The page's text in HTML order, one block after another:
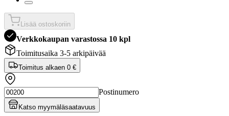
Lisää ostoskoriin
Verkkokaupan varastossa 10 kpl
Toimitusaika 3-5 arkipäivää
Toimitus alkaen 0 €
Postinumero
Katso myymäläsaatavuus